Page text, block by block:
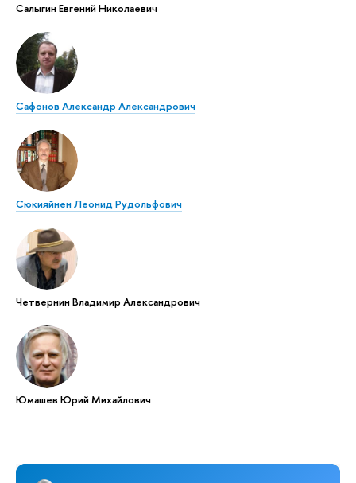
Салыгин Евгений Николаевич
Сафонов Александр Александрович
Сюкияйнен Леонид Рудольфович
Четвернин Владимир Александрович
Юмашев Юрий Михайлович